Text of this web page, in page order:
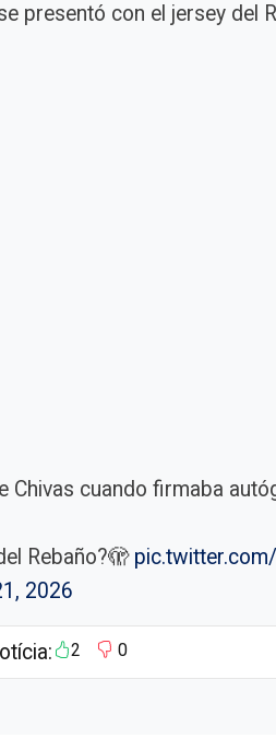
presentó con el jersey del
Chivas cuando firmaba
Rebaño?🫣
2026
2 0